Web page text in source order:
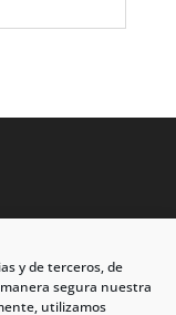
y de terceros, de
segura nuestra
utilizamos
– Esq. Río de